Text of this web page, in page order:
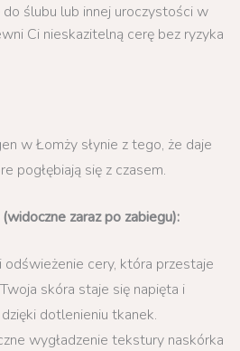
ślubu lub innej uroczystości w
Ci nieskazitelną cerę bez ryzyka
w Łomży słynie z tego, że daje
pogłębiają się z czasem.
zaraz po zabiegu):
cery, która przestaje
skóra staje się napięta i
dotlenieniu tkanek.
wygładzenie tekstury naskórka